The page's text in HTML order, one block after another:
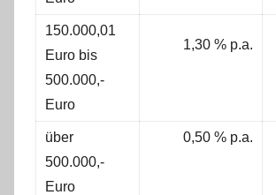
150.000,01
Euro bis
500.000,-
Euro
1,30 % p.a.
über
500.000,-
Euro
0,50 % p.a.